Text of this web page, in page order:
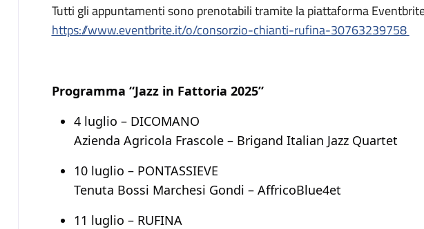
Tutti gli appuntamenti sono prenotabili tramite la piattaforma
https://www.eventbrite.it/o/consorzio-chianti-rufina-30763239758
Programma “Jazz in Fattoria 2025”
4 luglio – DICOMANO
Azienda Agricola Frascole – Brigand Italian Jazz Quartet
10 luglio – PONTASSIEVE
Tenuta Bossi Marchesi Gondi – AffricoBlue4et
11 luglio – RUFINA